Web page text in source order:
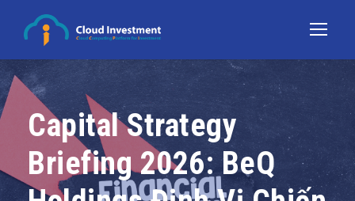
Capital Strategy
Briefing 2026: BeQ